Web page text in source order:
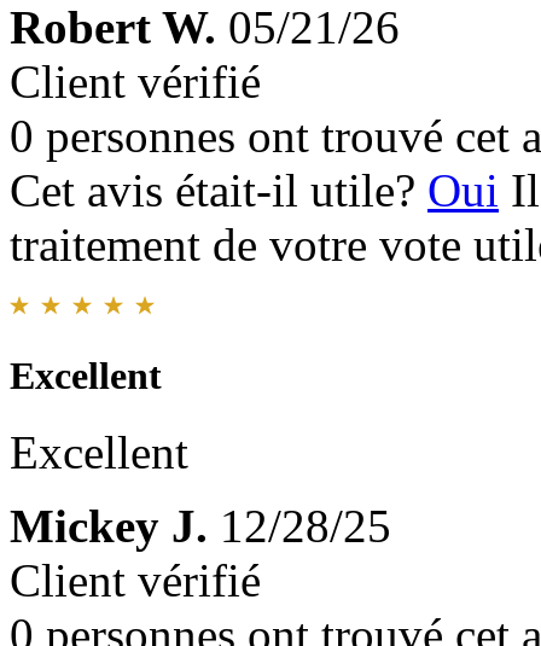
Robert W. 05/21/26
Client vérifié
0 personnes ont trouvé cet
Cet avis était-il utile? Oui
traitement de votre vote
Excellent
Excellent
Mickey J. 12/28/25
Client vérifié
0 personnes ont trouvé cet